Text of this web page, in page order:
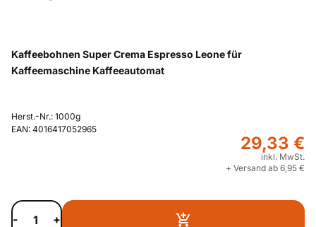
Kaffeebohnen Super Crema Espresso Leone für
Kaffeemaschine Kaffeeautomat
Herst.-Nr.: 1000g
EAN: 4016417052965
29,33 €
inkl. MwSt.
+ Versand ab 6,95 €
- +